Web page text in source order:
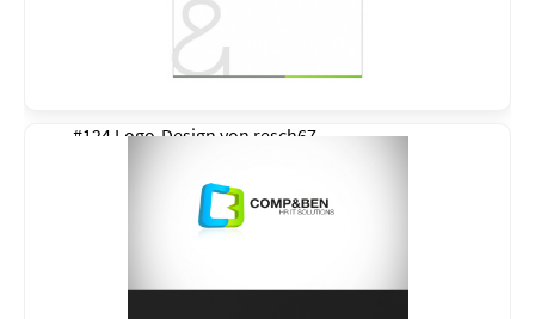
#124 Logo-Design von resch67